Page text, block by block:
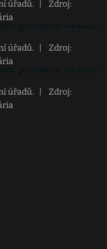
úřadů.
Zdroj:
úřadů.
Zdroj:
úřadů.
Zdroj: